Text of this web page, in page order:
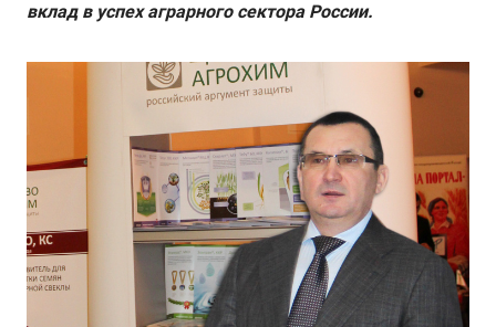
вклад в успех аграрного сектора России.